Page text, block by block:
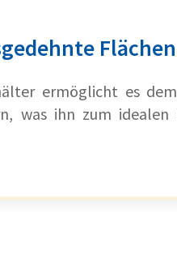
Flächen
ermöglicht es
was ihn zum